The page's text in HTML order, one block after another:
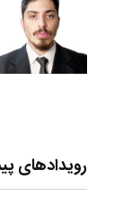
رویدادهای